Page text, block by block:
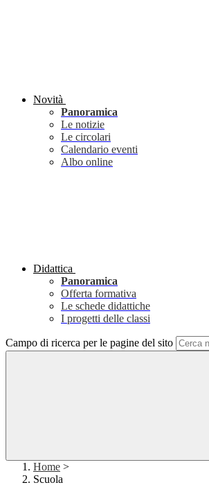
Novità
Panoramica
Le notizie
Le circolari
Calendario eventi
Albo online
Didattica
Panoramica
Offerta formativa
Le schede didattiche
I progetti delle classi
Campo di ricerca per le pagine del sito
Home >
Scuola